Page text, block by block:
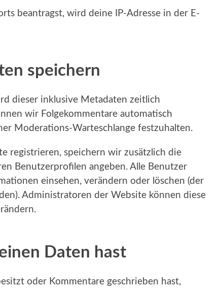
beantragst, wird deine IP-Adresse in der E-
speichern
dieser inklusive Metadaten zeitlich
wir Folgekommentare automatisch
Moderations-Warteschlange festzuhalten.
registrieren, speichern wir zusätzlich die
Benutzerprofilen angeben. Alle Benutzer
einsehen, verändern oder löschen (der
Administratoren der Website können diese
Daten hast
oder Kommentare geschrieben hast,